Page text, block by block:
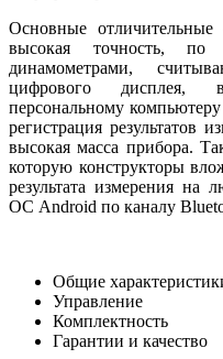
Основные отличительные
высокая точность, по
динамометрами,
цифрового дисплея,
персональному
регистрация результатов
высокая масса прибора.
которую конструкторы
результата измерения на
ОС Android по каналу
Общие
Управление
Комплектность
Гарантии и качество